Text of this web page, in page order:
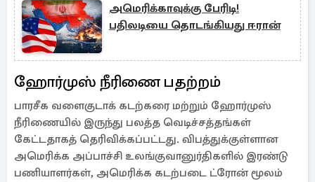
அமெரிக்காவுக்கு பேரிடி!
பதிலடியை தொடங்கியது ஈரான்
ஹோர்முஸ் நீரிணை பதற்றம்
பாரசீக வளைகுடாக் கடற்கரை மற்றும் ஹோர்முஸ்
நீரிணையில் இருந்து பலத்த வெடிச்சத்தங்கள்
கேட்டதாகத் தெரிவிக்கப்பட்டது. விபத்துக்குள்ளான
அமெரிக்க அப்பாச்சி உலங்குவானுர்திகளில் இரண்டு
பணியாளர்கள், அமெரிக்க கடற்படை ட்ரோன் மூலம்